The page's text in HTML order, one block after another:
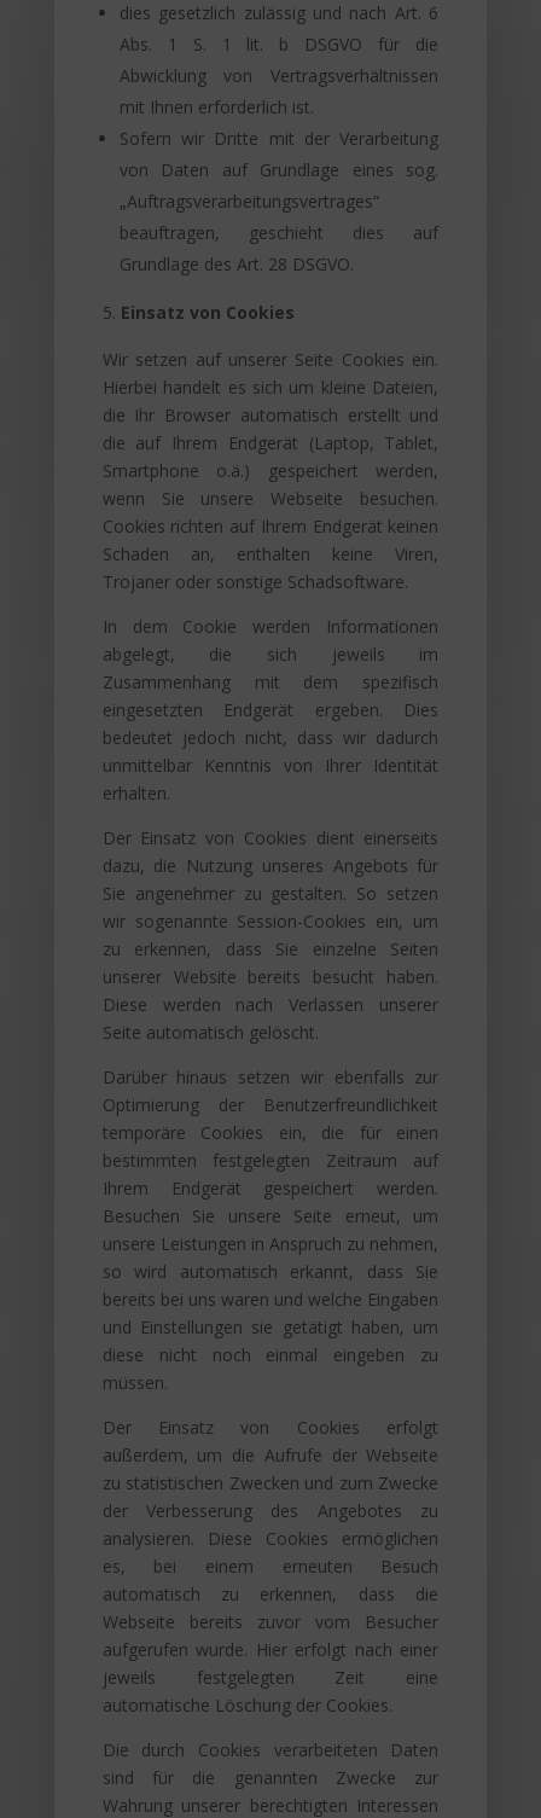
dies gesetzlich zulässig und nach Art. 6
Abs. 1 S. 1 lit. b DSGVO für die
Abwicklung von Vertragsverhältnissen
mit Ihnen erforderlich ist.
Sofern wir Dritte mit der Verarbeitung
von Daten auf Grundlage eines sog.
„Auftragsverarbeitungsvertrages“
beauftragen, geschieht dies auf
Grundlage des Art. 28 DSGVO.
Einsatz von Cookies
Wir setzen auf unserer Seite Cookies ein.
Hierbei handelt es sich um kleine Dateien,
die Ihr Browser automatisch erstellt und
die auf Ihrem Endgerät (Laptop, Tablet,
Smartphone o.ä.) gespeichert werden,
wenn Sie unsere Webseite besuchen.
Cookies richten auf Ihrem Endgerät keinen
Schaden an, enthalten keine Viren,
Trojaner oder sonstige Schadsoftware.
In dem Cookie werden Informationen
abgelegt, die sich jeweils im
Zusammenhang mit dem spezifisch
eingesetzten Endgerät ergeben. Dies
bedeutet jedoch nicht, dass wir dadurch
unmittelbar Kenntnis von Ihrer Identität
erhalten.
Der Einsatz von Cookies dient einerseits
dazu, die Nutzung unseres Angebots für
Sie angenehmer zu gestalten. So setzen
wir sogenannte Session-Cookies ein, um
zu erkennen, dass Sie einzelne Seiten
unserer Website bereits besucht haben.
Diese werden nach Verlassen unserer
Seite automatisch gelöscht.
Darüber hinaus setzen wir ebenfalls zur
Optimierung der Benutzerfreundlichkeit
temporäre Cookies ein, die für einen
bestimmten festgelegten Zeitraum auf
Ihrem Endgerät gespeichert werden.
Besuchen Sie unsere Seite erneut, um
unsere Leistungen in Anspruch zu nehmen,
so wird automatisch erkannt, dass Sie
bereits bei uns waren und welche Eingaben
und Einstellungen sie getätigt haben, um
diese nicht noch einmal eingeben zu
müssen.
Der Einsatz von Cookies erfolgt
außerdem, um die Aufrufe der Webseite
zu statistischen Zwecken und zum Zwecke
der Verbesserung des Angebotes zu
analysieren. Diese Cookies ermöglichen
es, bei einem erneuten Besuch
automatisch zu erkennen, dass die
Webseite bereits zuvor vom Besucher
aufgerufen wurde. Hier erfolgt nach einer
jeweils festgelegten Zeit eine
automatische Löschung der Cookies.
Die durch Cookies verarbeiteten Daten
sind für die genannten Zwecke zur
Wahrung unserer berechtigten Interessen